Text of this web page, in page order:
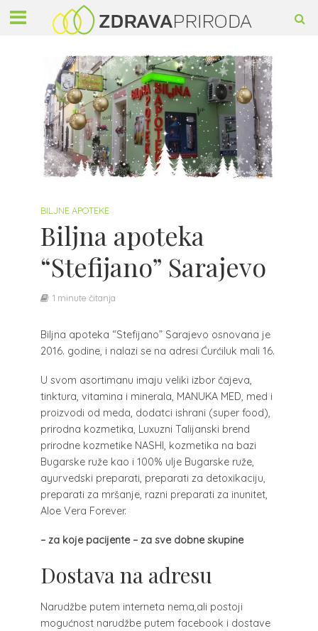
BILJNE APOTEKE
Biljna apoteka
“Stefijano” Sarajevo
1 minute čitanja
Biljna apoteka “Stefijano” Sarajevo osnovana je
2016. godine, i nalazi se na adresi Ćurćiluk mali 16.
U svom asortimanu imaju veliki izbor čajeva,
tinktura, vitamina i minerala, MANUKA MED, med i
proizvodi od meda, dodatci ishrani (super food),
prirodna kozmetika, Luxuzni Talijanski brend
prirodne kozmetike NASHI, kozmetika na bazi
Bugarske ruže kao i 100% ulje Bugarske ruže,
ayurvedski preparati, preparati za detoxikaciju,
preparati za mršanje, razni preparati za inunitet,
Aloe Vera Forever.
– za koje pacijente – za sve dobne skupine
Dostava na adresu
Narudžbe putem interneta nema,ali postoji
mogućnost narudžbe putem facebook i dostave